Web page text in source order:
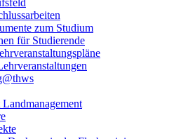
zum Studium
für Studierende